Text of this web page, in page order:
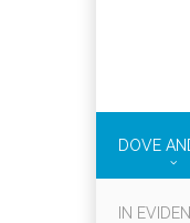
DOVE
IN